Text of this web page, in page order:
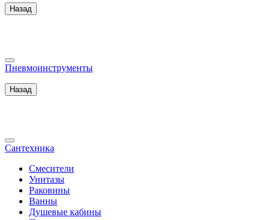
Назад
Пневмоинструменты
Назад
Сантехника
Смесители
Унитазы
Раковины
Ванны
Душевые кабины